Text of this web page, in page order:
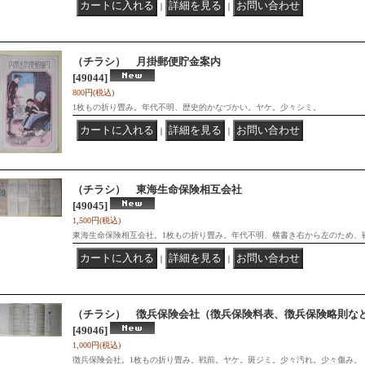
｜ ｜
（チラシ） 月掛郵便貯金案内
[49044]
800円(税込)
1枚もの折り畳み。年代不明、歴史的かなづかい。ヤケ。少々シミ。
｜ ｜
（チラシ） 東海生命保険相互会社
[49045]
1,500円(税込)
東海生命保険相互会社。1枚もの折り畳み。年代不明、横書き右から左のため、
｜ ｜
（チラシ） 徴兵保険会社（徴兵保険料表、徴兵保険略則な
[49046]
1,000円(税込)
徴兵保険会社。1枚もの折り畳み。戦前。ヤケ。斑ジミ。少々汚れ。少々傷み。